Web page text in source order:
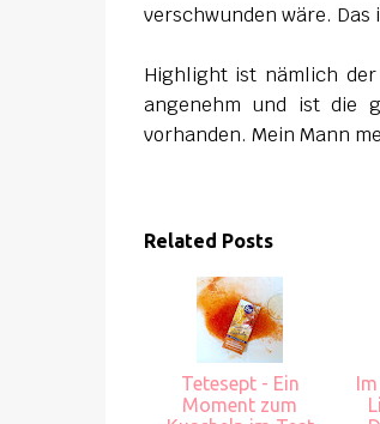
verschwunden wäre. Das
Highlight ist nämlich
angenehm und ist die
vorhanden. Mein Mann
Related Posts
Tetesept - Ein
Moment zum